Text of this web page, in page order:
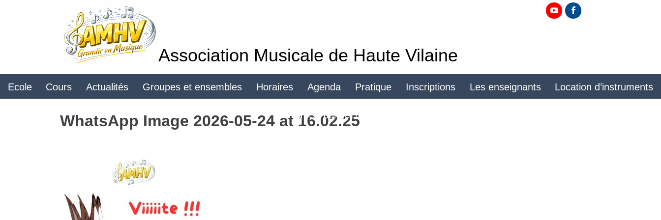
Association Musicale de Haute Vilaine
Ecole Cours Actualités Groupes et ensembles Horaires Agenda Pratique Inscriptions Les enseignants Location d’instruments
Se connecter
WhatsApp Image 2026-05-24 at 16.02.25